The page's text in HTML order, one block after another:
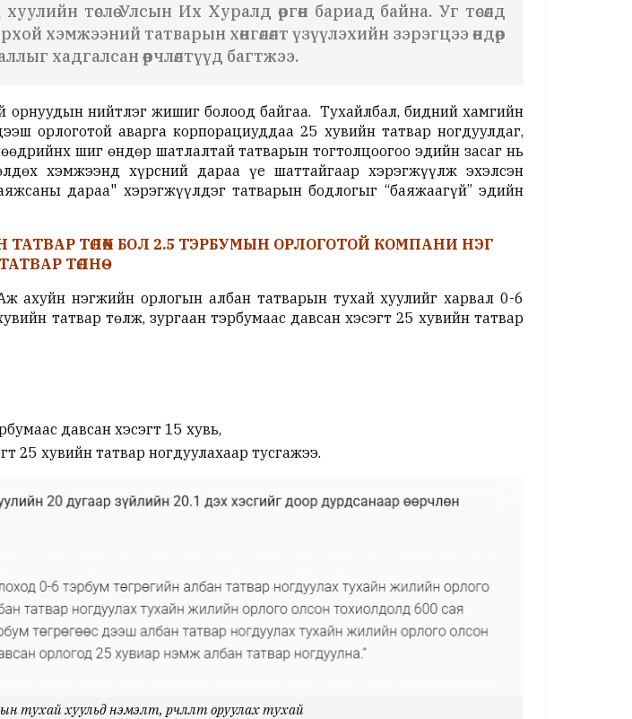
төслөө Улсын Их Хуралд өргөн бариад байна. Уг төсөлд
хэмжээний татварын хөнгөлөлт үзүүлэхийн зэрэгцээ өндөр
хадгалсан өөрчлөлтүүд багтжээ.
орнуудын нийтлэг жишиг болоод байгаа. Тухайлбал, бидний хамгийн
орлоготой аварга корпорациуддаа 25 хувийн татвар ногдуулдаг,
шиг өндөр шатлалтай татварын тогтолцоогоо эдийн засаг нь
хэмжээнд хүрсний дараа үе шаттайгаар хэрэгжүүлж эхэлсэн
дараа" хэрэгжүүлдэг татварын бодлогыг “баяжаагүй” эдийн
ТӨЛӨХ БОЛ 2.5 ТЭРБУМЫН ОРЛОГОТОЙ КОМПАНИ НЭГ
ТӨЛНӨ -
ахуйн нэгжийн орлогын албан татварын тухай хуулийг харвал 0-6
татвар төлж, зургаан тэрбумаас давсан хэсэгт 25 хувийн татвар
давсан хэсэгт 15 хувь,
25 хувийн татвар ногдуулахаар тусгажээ.
хуульд нэмэлт, өөрчлөлт оруулах тухай